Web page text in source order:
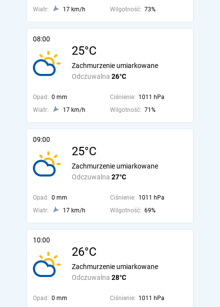
Wiatr: 17 km/h Wilgotność: 73%
08:00
25°C
Odczuwalna 26°C
Zachmurzenie umiarkowane
Opad: 0 mm Ciśnienie: 1011 hPa
Wiatr:
17 km/h Wilgotność: 71%
09:00
25°C
Odczuwalna 27°C
Zachmurzenie umiarkowane
Opad: 0 mm Ciśnienie: 1011 hPa
Wiatr:
17 km/h Wilgotność: 69%
10:00
26°C
Odczuwalna 28°C
Zachmurzenie umiarkowane
Opad: 0 mm Ciśnienie: 1011 hPa